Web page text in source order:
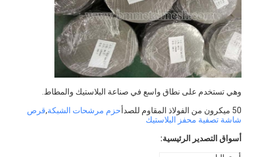
أخبار
الدردشة الآن
الفولاذ المقاوم للصدأ X Tend Mesh
شاشة مرشح البثق
وهي تستخدم على نطاق واسع في صناعة البلاستيك والمطاط.
50 ميكرون من الفولاذ المقاوم للصدأ
حزم مرشحات الشبكة,قرص
شاشة تصفية محفز البلاستيك
أسواق التصدير الرئيسية: